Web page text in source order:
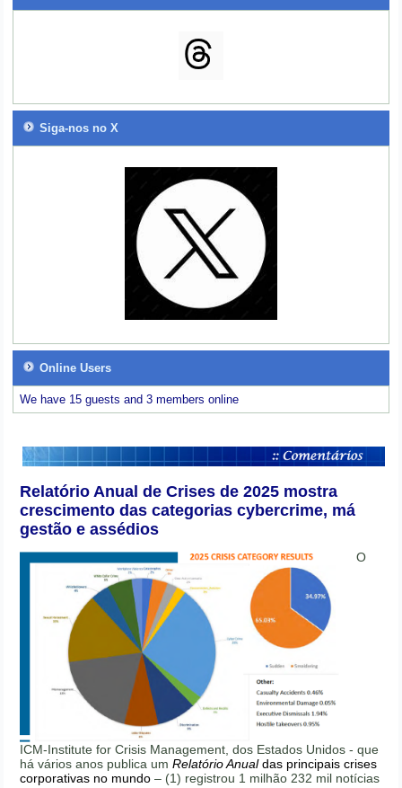
Siga-nos no X
Online Users
We have 15 guests and 3 members online
Relatório Anual de Crises de 2025 mostra
crescimento das categorias cybercrime, má
gestão e assédios
O
ICM-Institute for Crisis Management, dos Estados Unidos - que
há vários anos publica umRelatório Anualdas principais crises
corporativas no mundo – (1) registrou 1 milhão 232 mil notícias